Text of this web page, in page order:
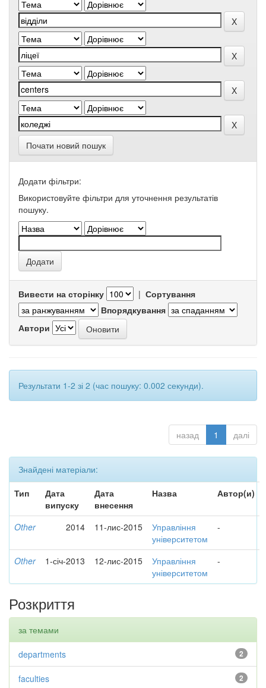
Почати новий пошук
Додати фільтри:
Використовуйте фільтри для уточнення результатів
пошуку.
Вивести на сторінку | Сортування
Впорядкування
Автори
Результати 1-2 зі 2 (час пошуку: 0.002 секунди).
назад 1 далі
Знайдені матеріали:
Тип
Дата
випуску
Дата
внесення
Назва Автор(и)
Other 2014 11-лис-2015
Управління
університетом
-
Other 1-січ-2013 12-лис-2015
Управління
університетом
-
Розкриття
за темами
2
departments
2
faculties